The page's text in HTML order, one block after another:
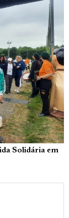
Solidária em